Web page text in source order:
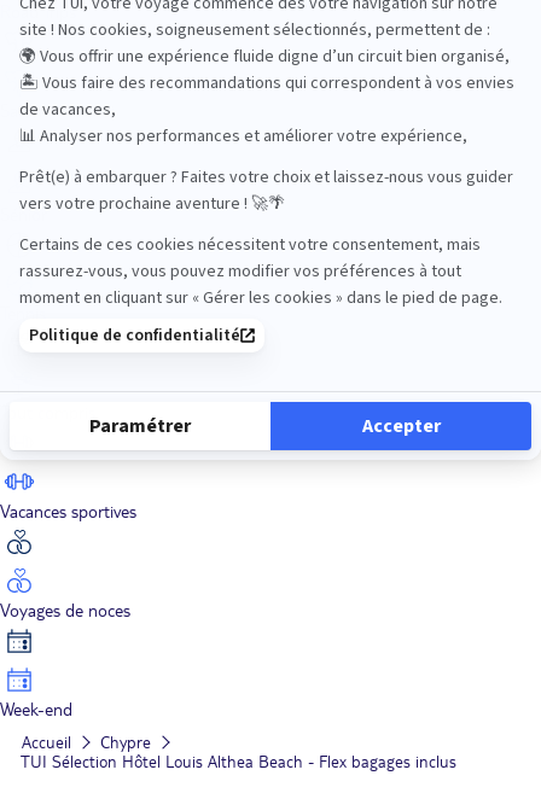
Road Trips
Safari
Sénior
Vacances sportives
Voyages de noces
Week-end
Accueil
Chypre
TUI Sélection Hôtel Louis Althea Beach - Flex bagages inclus